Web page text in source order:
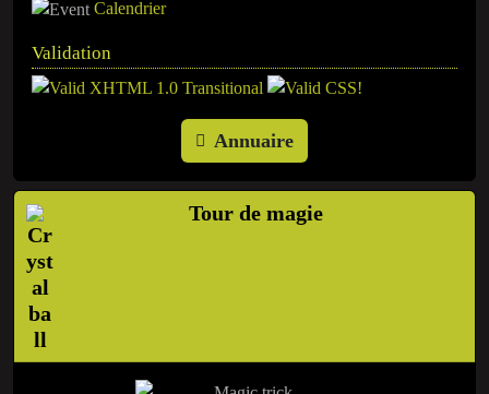
Calendrier
Validation
Annuaire
Tour de magie